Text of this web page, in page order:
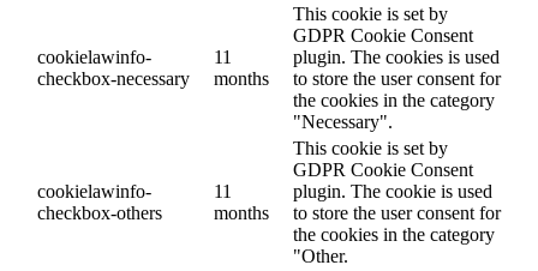
cookielawinfo-
checkbox-necessary
11
months
This cookie is set by
GDPR Cookie Consent
plugin. The cookies is used
to store the user consent for
the cookies in the category
"Necessary".
cookielawinfo-
checkbox-others
11
months
This cookie is set by
GDPR Cookie Consent
plugin. The cookie is used
to store the user consent for
the cookies in the category
"Other.